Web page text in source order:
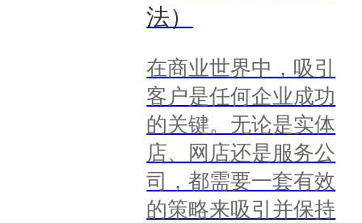
法）
在商业世界中，吸引
客户是任何企业成功
的关键。无论是实体
店、网店还是服务公
司，都需要一套有效
的策略来吸引并保持